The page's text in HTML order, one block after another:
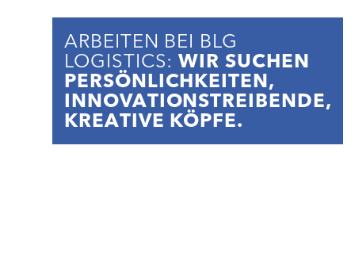
ARBEITEN BEI BLG
LOGISTICS: WIR SUCHEN
PERSÖNLICHKEITEN,
INNOVATIONSTREIBENDE,
KREATIVE KÖPFE.